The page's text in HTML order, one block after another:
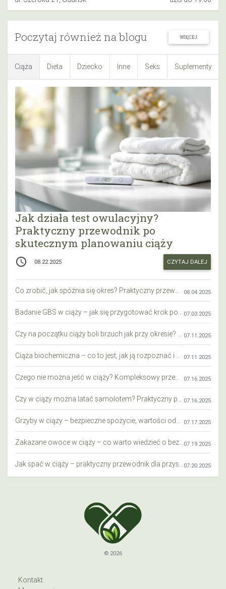
Poczytaj również na blogu WIĘCEJ
Ciąża Dieta Dziecko Inne Seks Suplementy
Jak działa test owulacyjny?
Praktyczny przewodnik po
skutecznym planowaniu ciąży
access_time 08.22.2025 CZYTAJ DALEJ
08.04.2025
07.03.2025
07.11.2025
07.11.2025
07.16.2025
07.16.2025
07.17.2025
07.19.2025
07.20.2025
© 2026
Kontakt